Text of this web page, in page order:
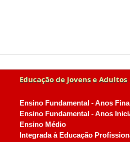
Educação de Jovens e Adultos
Ensino Fundamental - Anos
Ensino Fundamental - Anos
Ensino Médio
Integrada à Educação